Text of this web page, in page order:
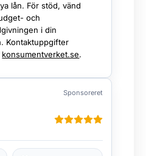
lån. För stöd, vänd
och
i din
Kontaktuppgifter
konsumentverket.se.
Sponsoreret